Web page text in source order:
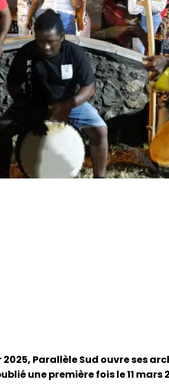
Parallèle Sud ouvre ses
une première fois le 11 mars